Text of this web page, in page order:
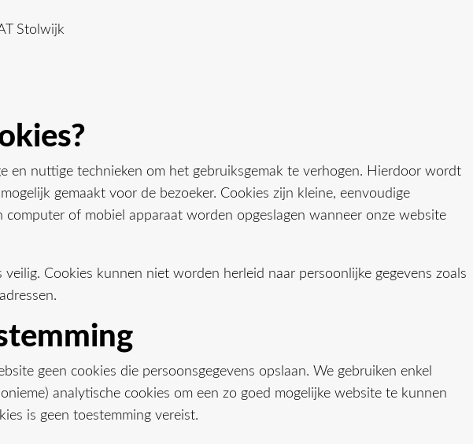
Stolwijk
en nuttige technieken om het gebruiksgemak te verhogen. Hierdoor wordt
gemaakt voor de bezoeker. Cookies zijn kleine, eenvoudige
computer of mobiel apparaat worden opgeslagen wanneer onze website
Cookies kunnen niet worden herleid naar persoonlijke gegevens zoals
geen cookies die persoonsgegevens opslaan. We gebruiken enkel
analytische cookies om een zo goed mogelijke website te kunnen
is geen toestemming vereist.